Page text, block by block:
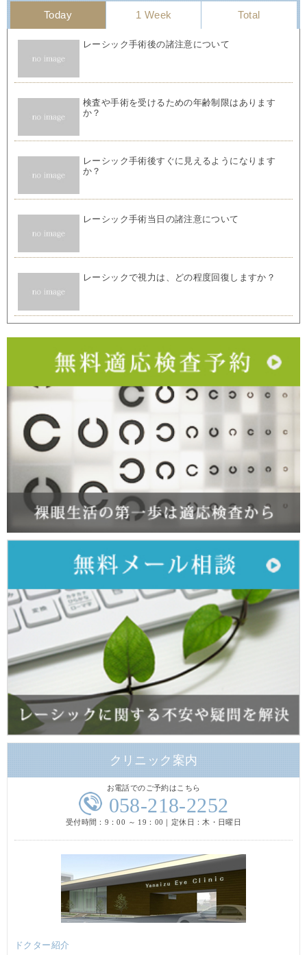
Today 1 Week Total
レーシック手術後の諸注意について
検査や手術を受けるための年齢制限はあります
か？
レーシック手術後すぐに見えるようになります
か？
レーシック手術当日の諸注意について
レーシックで視力は、どの程度回復しますか？
クリニック案内
お電話でのご予約はこちら
058-218-2252
受付時間：9：00 ～ 19：00｜定休日：木・日曜日
ドクター紹介